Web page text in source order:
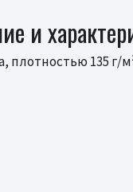
и
плотностью 135 г/